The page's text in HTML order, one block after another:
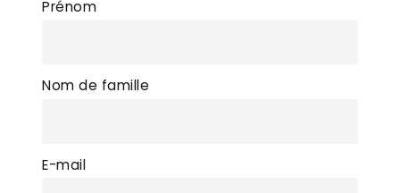
Prénom
Nom de famille
E-mail